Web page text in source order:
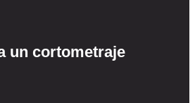
un cortometraje